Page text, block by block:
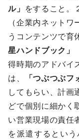
ル」
をすること。
（企業内ネット
うコンテンツで育
星ハンドブック」
得時期のアドバイ
は、
「つぶつぶフ
してもらい、計画
どで個別に細かく
い営業現場の責任
を派遣するとい